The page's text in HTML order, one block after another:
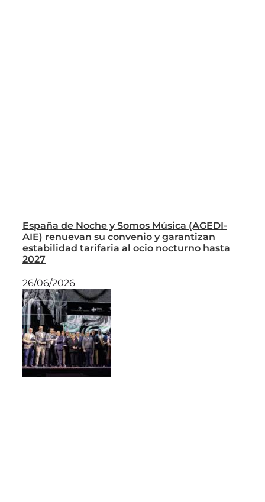
España de Noche y Somos Música (AGEDI-
AIE) renuevan su convenio y garantizan
estabilidad tarifaria al ocio nocturno hasta
2027
26/06/2026